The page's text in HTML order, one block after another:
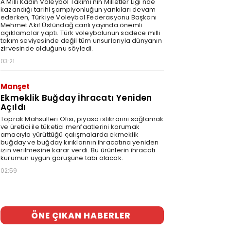
kazandığı tarihi şampiyonluğun yankıları devam
ederken, Türkiye Voleybol Federasyonu Başkanı
Mehmet Akif Üstündağ canlı yayında önemli
açıklamalar yaptı. Türk voleybolunun sadece milli
takım seviyesinde değil tüm unsurlarıyla dünyanın
zirvesinde olduğunu söyledi.
03:21
Manşet
Ekmeklik Buğday İhracatı Yeniden
Açıldı
Toprak Mahsulleri Ofisi, piyasa istikrarını sağlamak
ve üretici ile tüketici menfaatlerini korumak
amacıyla yürüttüğü çalışmalarda ekmeklik
buğday ve buğday kırıklarının ihracatına yeniden
izin verilmesine karar verdi. Bu ürünlerin ihracatı
kurumun uygun görüşüne tabi olacak.
02:59